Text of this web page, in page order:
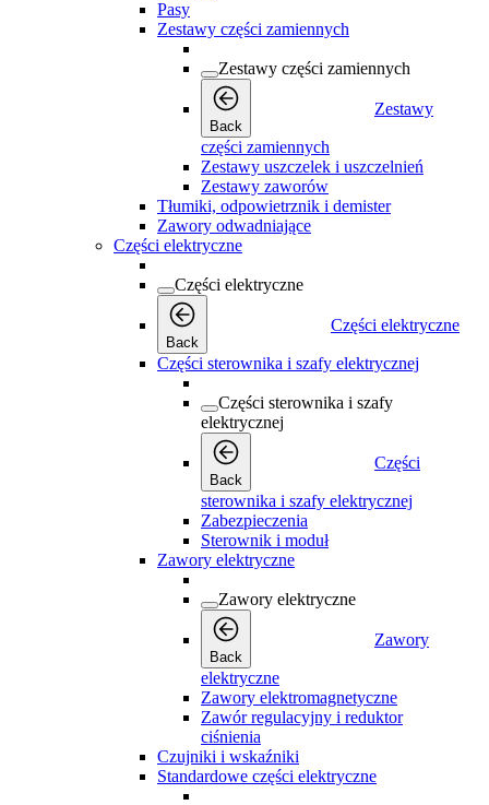
Pasy
Zestawy części zamiennych
Zestawy części zamiennych
Back
Zestawy
części zamiennych
Zestawy uszczelek i uszczelnień
Zestawy zaworów
Tłumiki, odpowietrznik i demister
Zawory odwadniające
Części elektryczne
Części elektryczne
Back
Części elektryczne
Części sterownika i szafy elektrycznej
Części sterownika i szafy
elektrycznej
Back
Części
sterownika i szafy elektrycznej
Zabezpieczenia
Sterownik i moduł
Zawory elektryczne
Zawory elektryczne
Back
Zawory
elektryczne
Zawory elektromagnetyczne
Zawór regulacyjny i reduktor
ciśnienia
Czujniki i wskaźniki
Standardowe części elektryczne